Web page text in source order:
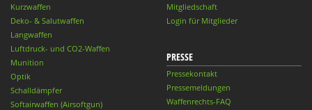
Kurzwaffen
Deko- & Salutwaffen
Langwaffen
Luftdruck- und CO2-Waffen
Munition
Optik
Schalldämpfer
Softairwaffen (Airsoftgun)
Mitgliedschaft
Login für Mitglieder
PRESSE
Pressekontakt
Pressemeldungen
Waffenrechts-FAQ